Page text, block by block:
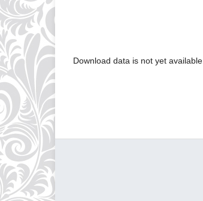
Download data is not yet available.